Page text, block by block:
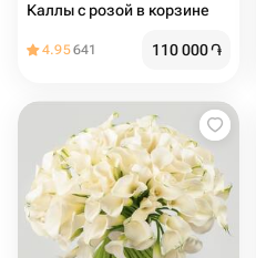
Каллы с розой в корзине
4.95641 110 000֏